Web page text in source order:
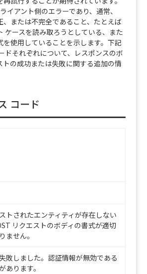
イアント側のエラーであり、通常、
、または不完全であること、たとえば
ケースを読み取ろうとしている、また
を使用していることを示します。下記
ドそれぞれについて、レスポンスのボ
トの成功または失敗に関する追加の情
コード
トされたエンティティが存在しない
リクエストのボディの書式が適切
ません。
敗しました。認証情報が無効である
あります。